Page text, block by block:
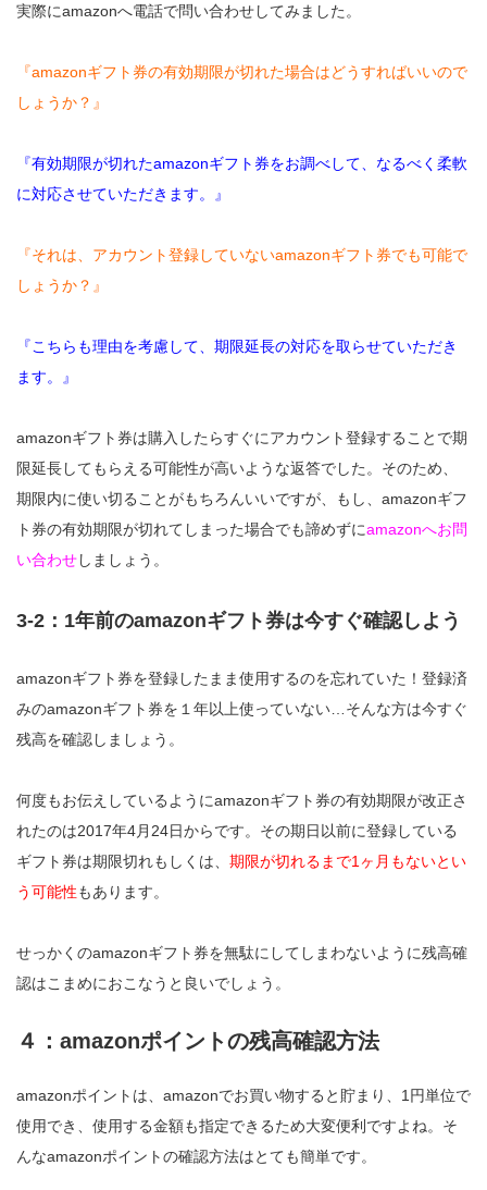
実際にamazonへ電話で問い合わせしてみました。
『amazonギフト券の有効期限が切れた場合はどうすればいいので
しょうか？』
『有効期限が切れたamazonギフト券をお調べして、なるべく柔軟
に対応させていただきます。』
『それは、アカウント登録していないamazonギフト券でも可能で
しょうか？』
『こちらも理由を考慮して、期限延長の対応を取らせていただき
ます。』
amazonギフト券は購入したらすぐにアカウント登録することで期
限延長してもらえる可能性が高いような返答でした。そのため、
期限内に使い切ることがもちろんいいですが、もし、amazonギフ
ト券の有効期限が切れてしまった場合でも諦めずにamazonへお問
い合わせしましょう。
3-2：1年前のamazonギフト券は今すぐ確認しよう
amazonギフト券を登録したまま使用するのを忘れていた！登録済
みのamazonギフト券を１年以上使っていない…そんな方は今すぐ
残高を確認しましょう。
何度もお伝えしているようにamazonギフト券の有効期限が改正さ
れたのは2017年4月24日からです。その期日以前に登録している
ギフト券は期限切れもしくは、 期限が切れるまで1ヶ月もないとい
う可能性もあります。
せっかくのamazonギフト券を無駄にしてしまわないように残高確
認はこまめにおこなうと良いでしょう。
４：amazonポイントの残高確認方法
amazonポイントは、amazonでお買い物すると貯まり、1円単位で
使用でき、使用する金額も指定できるため大変便利ですよね。そ
んなamazonポイントの確認方法はとても簡単です。